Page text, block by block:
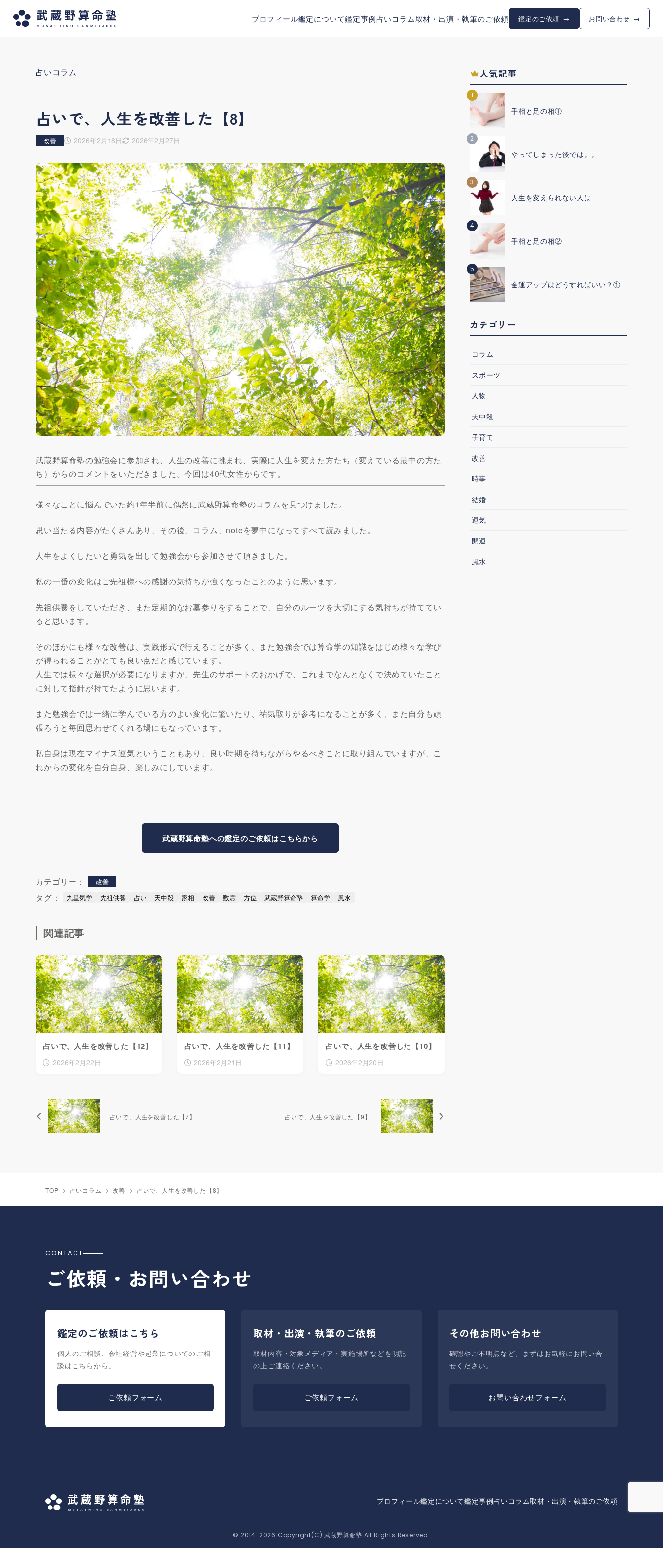
プロフィール鑑定について鑑定事例占いコラム取材・出演・執筆のご依頼 鑑定のご依頼 お問い合わせ
占いコラム
占いで、人生を改善した【8】
2026年2月18日 2026年2月27日
改善
武蔵野算命塾の勉強会に参加され、人生の改善に挑まれ、実際に人生を変えた方たち（変えている最中の方た
ち）からのコメントをいただきました。今回は40代女性からです。
様々なことに悩んでいた約1年半前に偶然に武蔵野算命塾のコラムを見つけました。
思い当たる内容がたくさんあり、その後、コラム、noteを夢中になってすべて読みました。
人生をよくしたいと勇気を出して勉強会から参加させて頂きました。
私の一番の変化はご先祖様への感謝の気持ちが強くなったことのように思います。
先祖供養をしていただき、また定期的なお墓参りをすることで、自分のルーツを大切にする気持ちが持ててい
ると思います。
そのほかにも様々な改善は、実践形式で行えることが多く、また勉強会では算命学の知識をはじめ様々な学び
が得られることがとても良い点だと感じています。
人生では様々な選択が必要になりますが、先生のサポートのおかげで、これまでなんとなくで決めていたこと
に対して指針が持てたように思います。
また勉強会では一緒に学んでいる方のよい変化に驚いたり、祐気取りが参考になることが多く、また自分も頑
張ろうと毎回思わせてくれる場にもなっています。
私自身は現在マイナス運気ということもあり、良い時期を待ちながらやるべきことに取り組んでいますが、こ
れからの変化を自分自身、楽しみにしています。
武蔵野算命塾への鑑定のご依頼はこちらから
カテゴリー： 改善
タグ： 九星気学 先祖供養 占い 天中殺 家相 改善 数霊 方位 武蔵野算命塾 算命学 風水
関連記事
占いで、人生を改善した【12】
2026年2月22日
占いで、人生を改善した【11】
2026年2月21日
占いで、人生を改善した【10】
2026年2月20日
占いで、人生を改善した【7】 占いで、人生を改善した【9】
人気記事
1
手相と足の相①
2
やってしまった後では。。
3
人生を変えられない人は
4
手相と足の相②
5
金運アップはどうすればいい？①
カテゴリー
コラム
スポーツ
人物
天中殺
子育て
改善
時事
結婚
運気
開運
風水
TOP 占いコラム 改善 占いで、人生を改善した【8】
CONTACT
ご依頼・お問い合わせ
鑑定のご依頼はこちら
個人のご相談、会社経営や起業についてのご相
談はこちらから。
ご依頼フォーム
取材・出演・執筆のご依頼
取材内容・対象メディア・実施場所などを明記
の上ご連絡ください。
ご依頼フォーム
その他お問い合わせ
確認やご不明点など、まずはお気軽にお問い合
せください。
お問い合わせフォーム
プロフィール鑑定について鑑定事例占いコラム取材・出演・執筆のご依頼
© 2014-2026 Copyright(C) 武蔵野算命塾 All Rights Reserved.